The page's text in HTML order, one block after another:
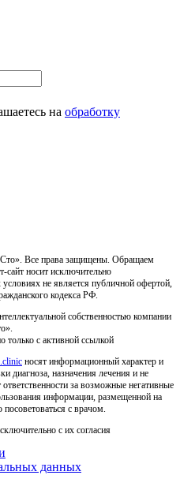
на обработку
Все права защищены. Обращаем
сайт носит исключительно
не является публичной офертой,
кодекса РФ.
собственностью компании
только с активной ссылкой
носят информационный характер и
диагноза, назначения лечения и не
за возможные негативные
информации, размещенной на
с врачом.
с их согласия
данных